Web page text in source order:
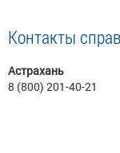
Контакты
Астрахань
8 (800) 201-40-21